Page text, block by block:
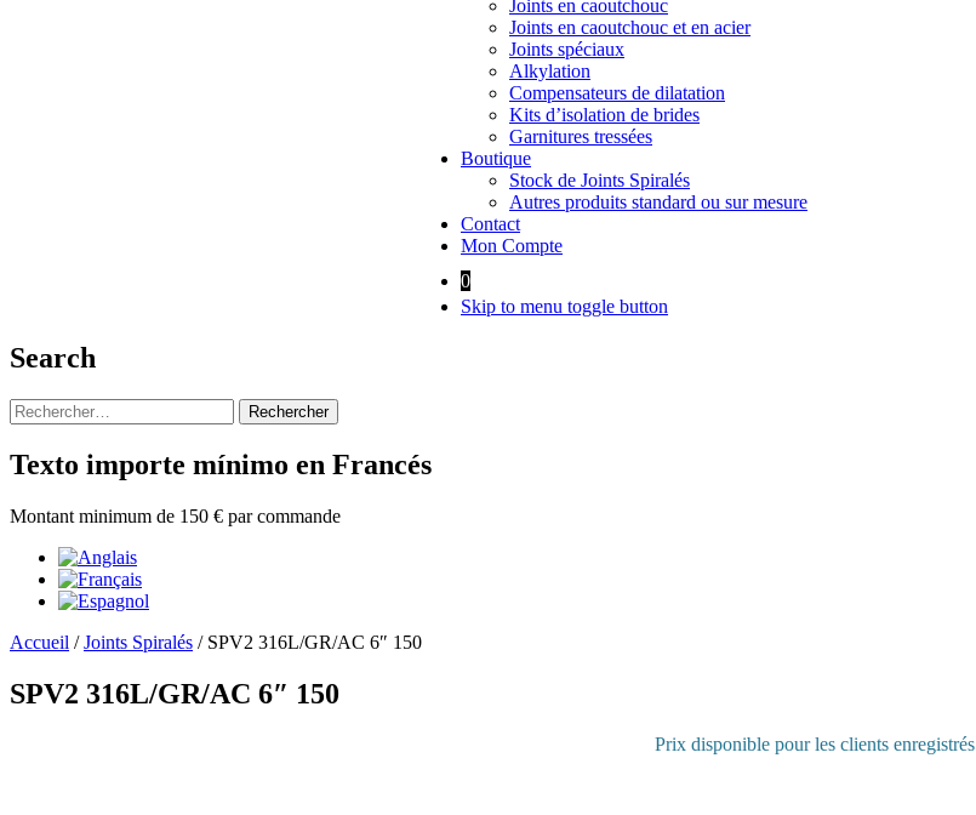
Joints en caoutchouc
Joints en caoutchouc et en acier
Joints spéciaux
Alkylation
Compensateurs de dilatation
Kits d’isolation de brides
Garnitures tressées
Boutique
Stock de Joints Spiralés
Autres produits standard ou sur mesure
Contact
Mon Compte
0
Skip to menu toggle button
Search
Rechercher :
Texto importe mínimo en Francés
Montant minimum de 150 € par commande
Accueil /Joints Spiralés / SPV2 316L/GR/AC 6″ 150
SPV2 316L/GR/AC 6″ 150
Prix disponible pour les clients enregistrés